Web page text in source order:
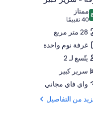
من 10
ممتاز
40 تقييمًا
(40
تقييمًا)
28 متر مربع
غرفة نوم واحدة
يتّسع لـ 2
سرير كبير
واي فاي مجاني
من التفاصيل